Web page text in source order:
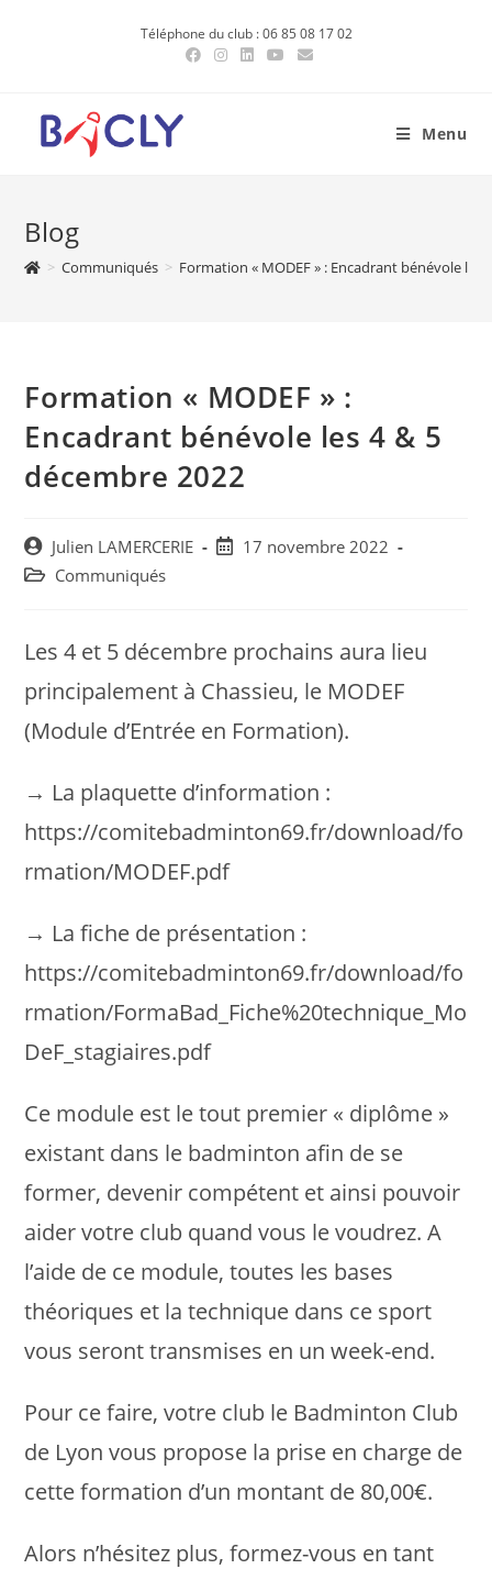
Téléphone du club : 06 85 08 17 02
Menu
Blog
> Communiqués > Formation « MODEF » : Encadrant bénévole les
Formation « MODEF » :
Encadrant bénévole les 4 & 5
décembre 2022
Post
author:
Julien LAMERCERIE
Post17 novembre 2022
Post Communiqués
Les 4 et 5 décembre prochains aura lieu
principalement à Chassieu, le MODEF
(Module d’Entrée en Formation).
→ La plaquette d’information :
https://comitebadminton69.fr/download/fo
rmation/MODEF.pdf
→ La fiche de présentation :
https://comitebadminton69.fr/download/fo
rmation/FormaBad_Fiche%20technique_Mo
DeF_stagiaires.pdf
Ce module est le tout premier « diplôme »
existant dans le badminton afin de se
former, devenir compétent et ainsi pouvoir
aider votre club quand vous le voudrez. A
l’aide de ce module, toutes les bases
théoriques et la technique dans ce sport
vous seront transmises en un week-end.
Pour ce faire, votre club le Badminton Club
de Lyon vous propose la prise en charge de
cette formation d’un montant de 80,00€.
Alors n’hésitez plus, formez-vous en tant